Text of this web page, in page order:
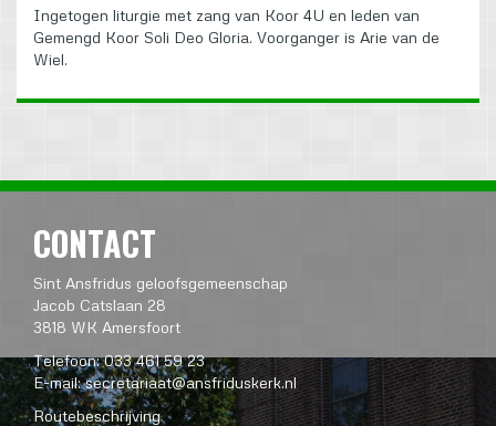
Ingetogen liturgie met zang van Koor 4U en leden van
Gemengd Koor Soli Deo Gloria. Voorganger is Arie van de
Wiel.
CONTACT
Sint Ansfridus geloofsgemeenschap
Jacob Catslaan 28
3818 WK Amersfoort
Telefoon: 033 461 59 23
E-mail:secretariaat@ansfriduskerk.nl
Routebeschrijving